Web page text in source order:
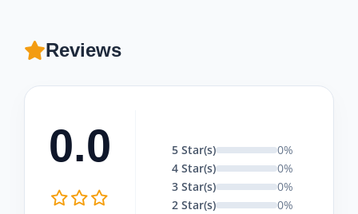
Reviews
0.0 5 Star(s)
0%
4 Star(s)
0%
3 Star(s)
0%
2 Star(s)
0%